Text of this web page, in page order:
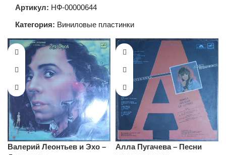
Артикул: НФ-00000644
Категория: Виниловые пластинки
Валерий Леонтьев и Эхо –
Алла Пугачева – Песни